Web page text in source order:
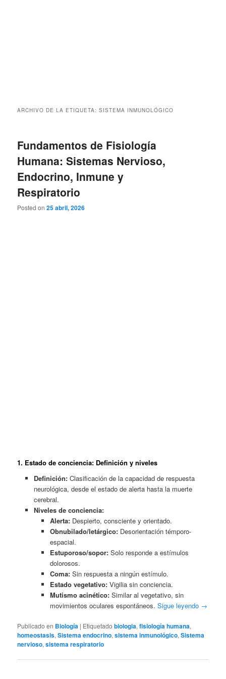
ARCHIVO DE LA ETIQUETA:SISTEMA INMUNOLÓGICO
Fundamentos de Fisiología
Humana: Sistemas Nervioso,
Endocrino, Inmune y
Respiratorio
Posted on25 abril, 2026
1. Estado de conciencia: Definición y niveles
Definición:Clasificación de la capacidad de respuesta
neurológica, desde el estado de alerta hasta la muerte
cerebral.
Niveles de conciencia:
Alerta: Despierto, consciente y orientado.
Obnubilado/letárgico: Desorientación témporo-
espacial.
Estuporoso/sopor: Solo responde a estímulos
dolorosos.
Coma: Sin respuesta a ningún estímulo.
Estado vegetativo: Vigilia sin conciencia.
Mutismo acinético: Similar al vegetativo, sin
movimientos oculares espontáneos.Sigue leyendo →
Publicado en Biología | Etiquetado biologia,fisiología humana,
homeostasis,Sistema endocrino,sistema inmunológico,Sistema
nervioso,sistema respiratorio